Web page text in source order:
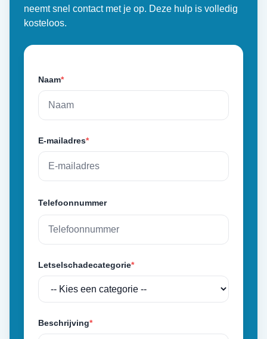
neemt snel contact met je op. Deze hulp is volledig
kosteloos.
Naam*
E-mailadres*
Telefoonnummer
Letselschadecategorie*
Beschrijving*